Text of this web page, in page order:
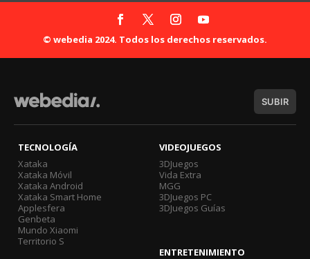
© webedia 2024. Todos los derechos reservados.
SUBIR
TECNOLOGÍA
Xataka
Xataka Móvil
Xataka Android
Xataka Smart Home
Applesfera
Genbeta
Mundo Xiaomi
Territorio S
VIDEOJUEGOS
3DJuegos
Vida Extra
MGG
3DJuegos PC
3DJuegos Guías
ENTRETENIMIENTO